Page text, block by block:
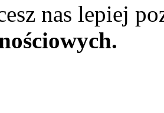
nas lepiej